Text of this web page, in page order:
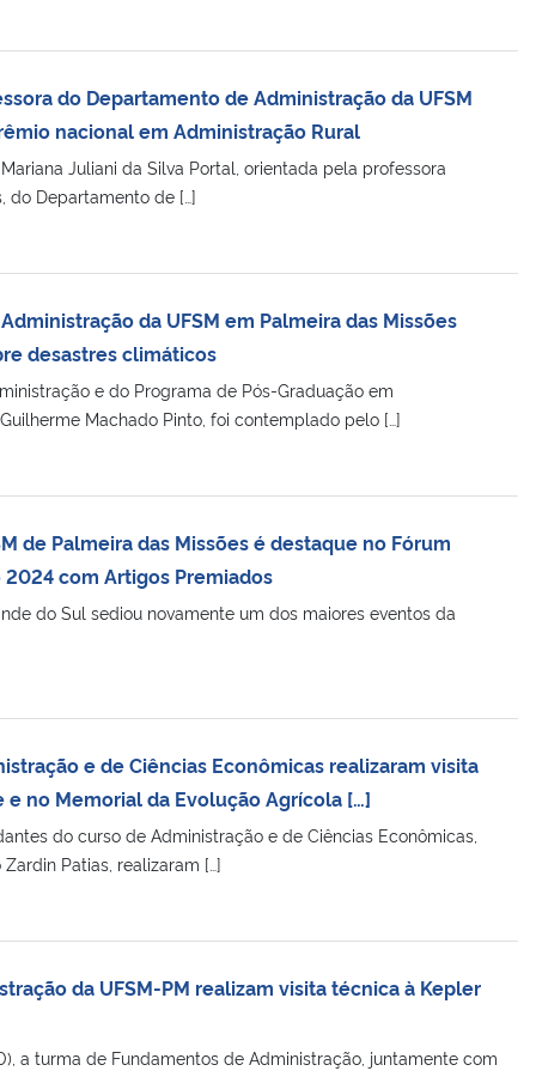
do Departamento de Administração da UFSM
nacional em Administração Rural
Juliani da Silva Portal, orientada pela professora
do Departamento de […]
da UFSM em Palmeira das Missões
desastres climáticos
e do Programa de Pós-Graduação em
Machado Pinto, foi contemplado pelo […]
de Palmeira das Missões é destaque no Fórum
com Artigos Premiados
do Sul sediou novamente um dos maiores eventos da
e de Ciências Econômicas realizaram visita
no Memorial da Evolução Agrícola […]
do curso de Administração e de Ciências Econômicas,
Patias, realizaram […]
da UFSM-PM realizam visita técnica à Kepler
a turma de Fundamentos de Administração, juntamente com